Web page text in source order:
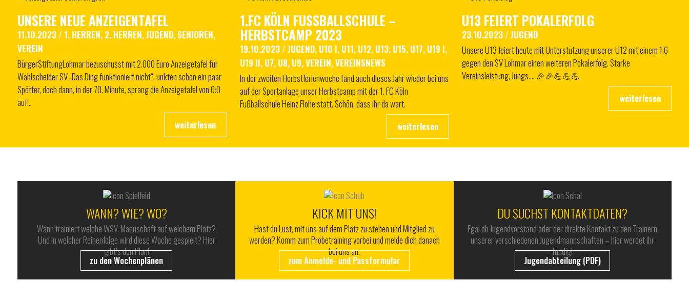
UNSERE NEUE ANZEIGENTAFEL
11.10.2023/ 1. HERREN, 2. HERREN,JUGEND, SENIOREN,
VEREIN
BürgerStiftungLohmar bezuschusst mit 2.000 Euro Anzeigetafel für
Wahlscheider SV „Das Ding funktioniert nicht“, unkten schon ein paar
Spötter, doch dann, in der 70. Minute, sprang die Anzeigetafel von 0:0
auf…
1.FC KÖLN FUSSBALLSCHULE – H
ERBSTCAMP 2023
19.10.2023/JUGEND, U10 I, U11, U12, U13, U15, U17, U19 I,
U19 II, U7, U8, U9,VEREIN,VEREINSNEWS
In der zweiten Herbstferienwoche fand auch dieses Jahr wieder bei uns
auf der Sportanlage unser Herbstcamp mit der 1. FC Köln
Fußballschule Heinz Flohe statt. Schön, dass ihr da wart.
U13 FEIERT POKALERFOLG
23.10.2023/JUGEND
Unsere U13 feiert heute mit Unterstützung unserer U12 mit einem 1:6
gegen den SV Lohmar einen weiteren Pokalerfolg. Starke
Vereinsleistung, Jungs…. 🎉🎉💪💪💪
WANN? WIE? WO?
Wann trainiert welche WSV-Mannschaft auf welchem Platz?
Und in welcher Reihenfolge wird diese Woche gespielt? Hier
gibt’s den Plan!
zu den Wochenplänen
KICK MIT UNS!
Hast du Lust, mit uns auf dem Platz zu stehen und Mitglied zu
werden? Komm zum Probetraining vorbei und melde dich danach
bei uns an.
zum Anmelde- und Passformular
DU SUCHST KONTAKTDATEN?
Egal ob Jugendvorstand oder der direkte Kontakt zu den Trainern
unserer verschiedenen Jugendmannschaften – hier werdet ihr
fündig!
Jugendabteilung (PDF)